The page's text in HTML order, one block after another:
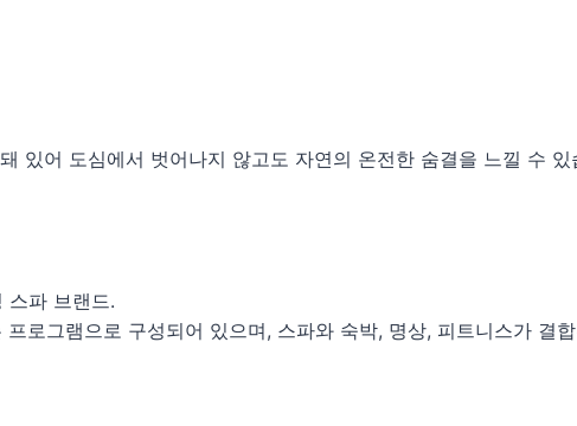
있어 도심에서 벗어나지 않고도 자연의 온전한 숨결을 느낄 수 있
스파 브랜드.
로그램으로 구성되어 있으며, 스파와 숙박, 명상, 피트니스가 결